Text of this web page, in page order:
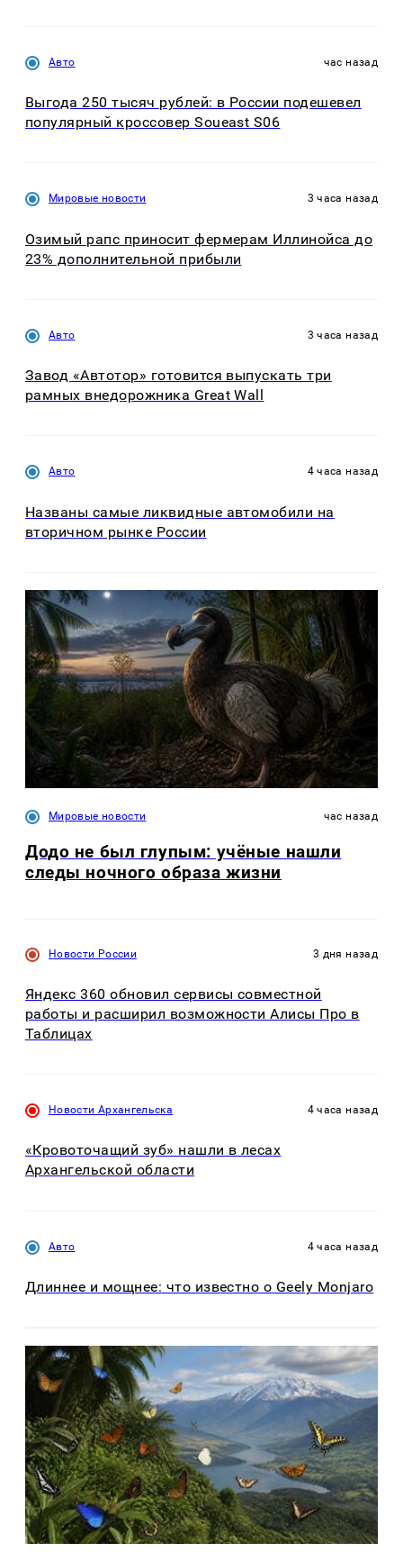
Авто час назад
Выгода 250 тысяч рублей: в России подешевел
популярный кроссовер Soueast S06
Мировые новости 3 часа назад
Озимый рапс приносит фермерам Иллинойса до
23% дополнительной прибыли
Авто 3 часа назад
Завод «Автотор» готовится выпускать три
рамных внедорожника Great Wall
Авто 4 часа назад
Названы самые ликвидные автомобили на
вторичном рынке России
Мировые новости час назад
Додо не был глупым: учёные нашли
следы ночного образа жизни
Новости России 3 дня назад
Яндекс 360 обновил сервисы совместной
работы и расширил возможности Алисы Про в
Таблицах
Новости Архангельска 4 часа назад
«Кровоточащий зуб» нашли в лесах
Архангельской области
Авто 4 часа назад
Длиннее и мощнее: что известно о Geely Monjaro